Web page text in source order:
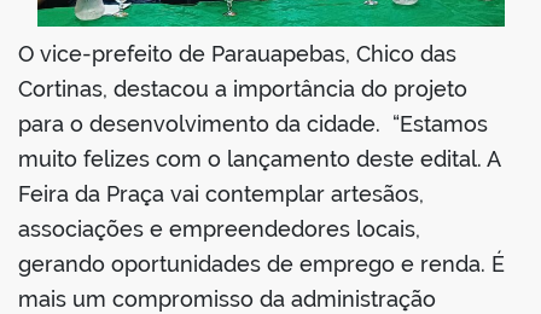
O vice-prefeito de Parauapebas, Chico das
Cortinas, destacou a importância do projeto
para o desenvolvimento da cidade. “Estamos
muito felizes com o lançamento deste edital. A
Feira da Praça vai contemplar artesãos,
associações e empreendedores locais,
gerando oportunidades de emprego e renda. É
mais um compromisso da administração